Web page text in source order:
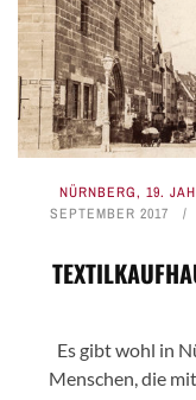
NÜRNBERG, 19.
SEPTEMBER 2017
Es gibt wohl in
Menschen, die